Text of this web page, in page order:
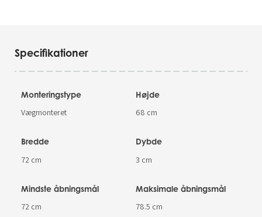
Specifikationer
Monteringstype
Vægmonteret
Højde
68 cm
Bredde
72 cm
Dybde
3 cm
Mindste åbningsmål
72 cm
Maksimale åbningsmål
78.5 cm